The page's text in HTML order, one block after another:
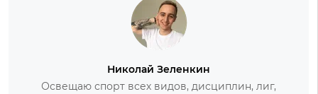
Николай Зеленкин
Освещаю спорт всех видов, дисциплин, лиг,